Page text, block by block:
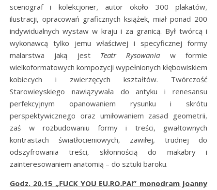
scenograf i kolekcjoner, autor około 300 plakatów,
ilustracji, opracowań graficznych książek, miał ponad 200
indywidualnych wystaw w kraju i za granicą. Był twórcą i
wykonawcą tylko jemu właściwej i specyficznej formy
malarstwa jaką jest Teatr Rysowania w formie
wielkoformatowych kompozycji wypełnionych kłębowiskiem
kobiecych i zwierzęcych kształtów. Twórczość
Starowieyskiego nawiązywała do antyku i renesansu
perfekcyjnym opanowaniem rysunku i skrótu
perspektywicznego oraz umiłowaniem zasad geometrii,
zaś w rozbudowaniu formy i treści, gwałtownych
kontrastach światłocieniowych, zawiłej, trudnej do
odszyfrowania treści, skłonnością do makabry i
zainteresowaniem anatomią – do sztuki baroku.
Godz. 20.15 „FUCK YOU EU.RO.PA!” monodram Joanny